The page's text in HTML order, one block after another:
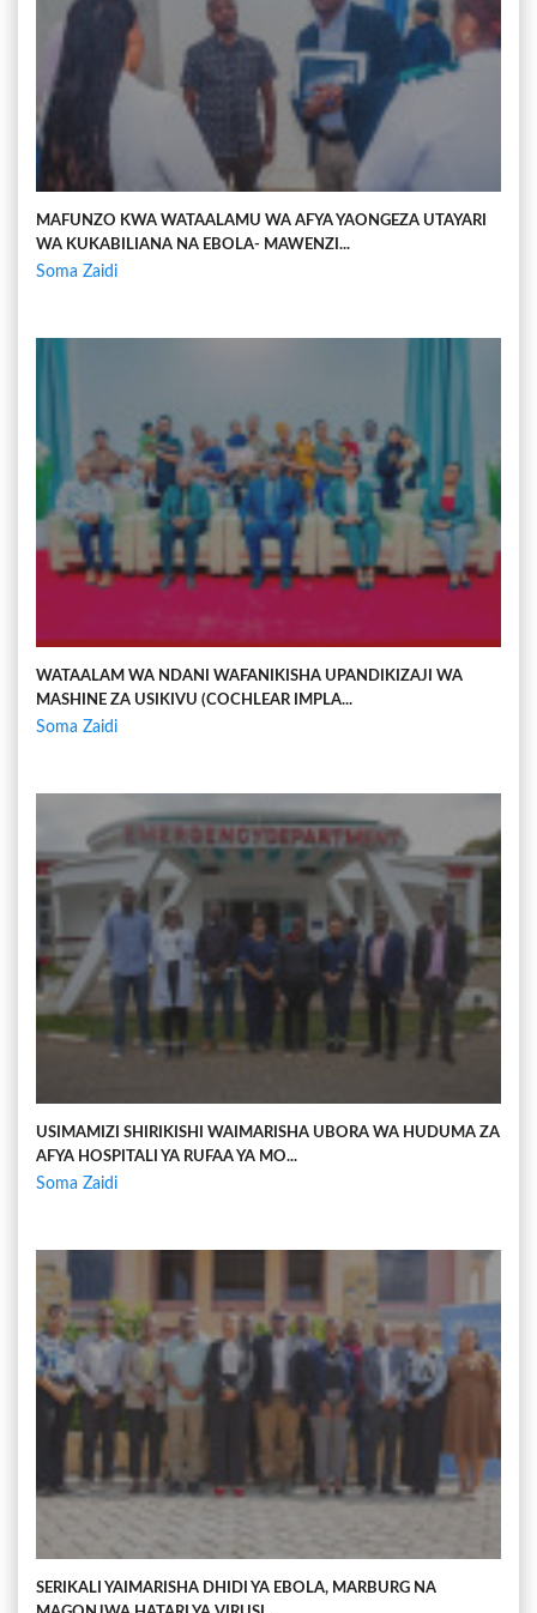
MAFUNZO KWA WATAALAMU WA AFYA YAONGEZA UTAYARI
WA KUKABILIANA NA EBOLA- MAWENZI...
Soma Zaidi
WATAALAM WA NDANI WAFANIKISHA UPANDIKIZAJI WA
MASHINE ZA USIKIVU (COCHLEAR IMPLA...
Soma Zaidi
USIMAMIZI SHIRIKISHI WAIMARISHA UBORA WA HUDUMA ZA
AFYA HOSPITALI YA RUFAA YA MO...
Soma Zaidi
SERIKALI YAIMARISHA DHIDI YA EBOLA, MARBURG NA